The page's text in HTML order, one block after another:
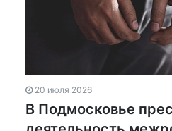
20 июля 2026
В Подмосковье